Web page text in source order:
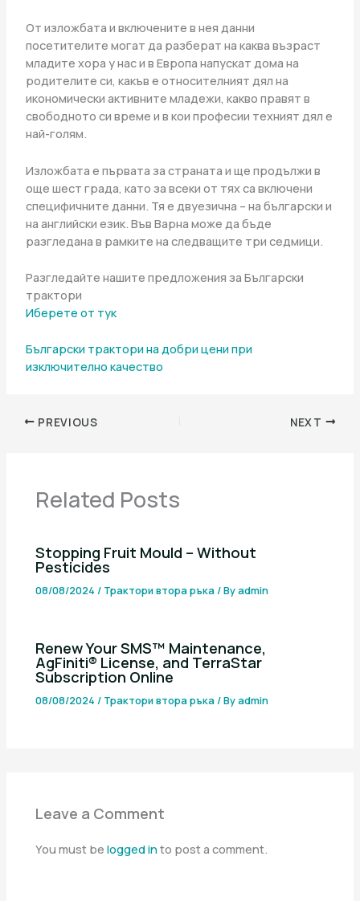
От изложбата и включените в нея данни
посетителите могат да разберат на каква възраст
младите хора у нас и в Европа напускат дома на
родителите си, какъв е относителният дял на
икономически активните младежи, какво правят в
свободното си време и в кои професии техният дял е
най-голям.
Изложбата е първата за страната и ще продължи в
още шест града, като за всеки от тях са включени
специфичните данни. Тя е двуезична – на български и
на английски език. Във Варна може да бъде
разгледана в рамките на следващите три седмици.
Разгледайте нашите предложения за Български
трактори
Иберете от тук
Български трактори на добри цени при
изключително качество
PREVIOUS NEXT
Related Posts
Stopping Fruit Mould – Without
Pesticides
08/08/2024/ Трактори втора ръка/ Byadmin
Renew Your SMS™ Maintenance,
AgFiniti® License, and TerraStar
Subscription Online
08/08/2024/ Трактори втора ръка/ Byadmin
Leave a Comment
You must belogged into post a comment.